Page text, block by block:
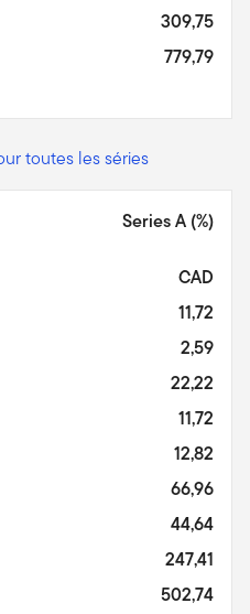
309,75
779,79
toutes les séries
Series A (%)
CAD
11,72
2,59
22,22
11,72
12,82
66,96
44,64
247,41
502,74